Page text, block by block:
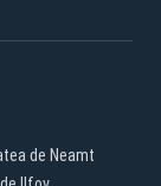
de Neamt